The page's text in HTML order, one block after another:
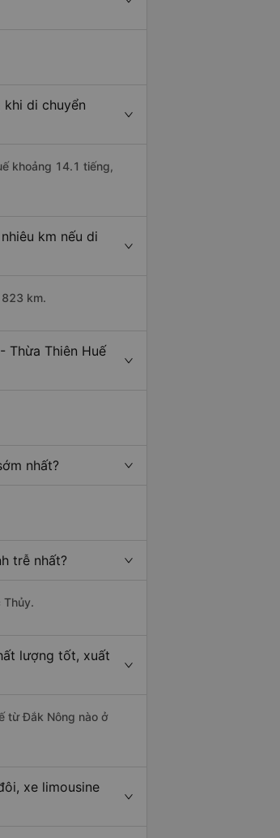
di chuyển
khoảng 14.1 tiếng,
km nếu di
km.
Thừa Thiên Huế
nhất?
trễ nhất?
Thủy.
lượng tốt, xuất
từ Đắk Nông nào ở
xe limousine